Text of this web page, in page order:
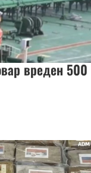
вреден 500